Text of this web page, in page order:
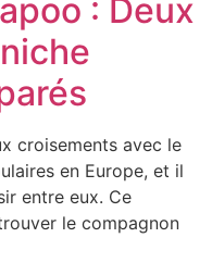
: Deux
croisements avec le
en Europe, et il
entre eux. Ce
le compagnon